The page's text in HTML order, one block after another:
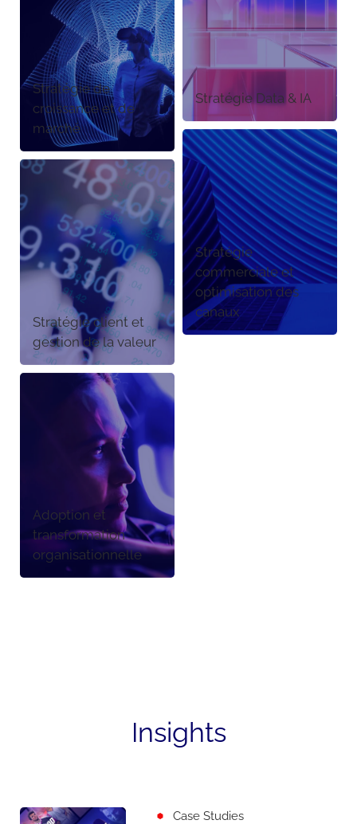
Stratégie de
croissance et de
marché
Stratégie Data & IA
Stratégie client et
gestion de la valeur
Stratégie
commerciale et
optimisation des
canaux
Adoption et
transformation
organisationnelle
Insights
Case Studies